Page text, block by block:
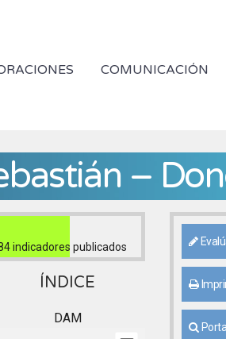
COMUNICACIÓN
–
indicadores publicados
ÍNDICE
DAM